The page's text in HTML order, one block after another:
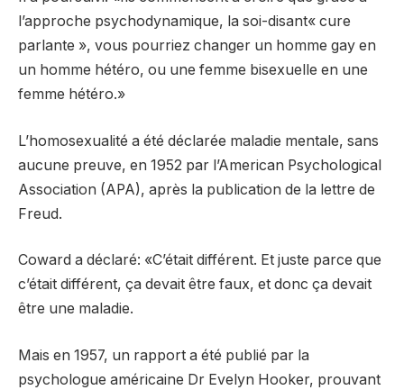
l’approche psychodynamique, la soi-disant« cure
parlante », vous pourriez changer un homme gay en
un homme hétéro, ou une femme bisexuelle en une
femme hétéro.»
L’homosexualité a été déclarée maladie mentale, sans
aucune preuve, en 1952 par l’American Psychological
Association (APA), après la publication de la lettre de
Freud.
Coward a déclaré: «C’était différent. Et juste parce que
c’était différent, ça devait être faux, et donc ça devait
être une maladie.
Mais en 1957, un rapport a été publié par la
psychologue américaine Dr Evelyn Hooker, prouvant